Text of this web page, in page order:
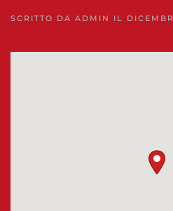
SCRITTO DA ADMIN IL